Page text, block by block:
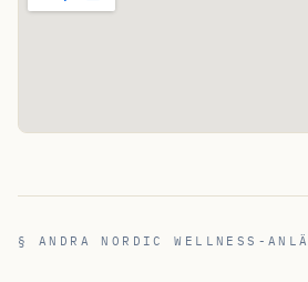
§ ANDRA NORDIC WELLNESS-